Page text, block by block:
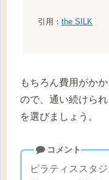
引用： the SILK
もちろん費用がか
ので、通い続けら
を選びましょう。
コメント
ピラティススタ